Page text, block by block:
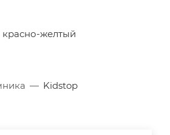
красно-желтый
— Kidstop